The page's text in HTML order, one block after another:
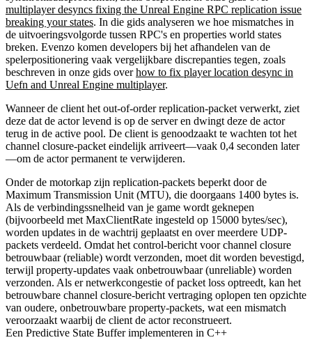
multiplayer desyncs fixing the Unreal Engine RPC replication issue
breaking your states. In die gids analyseren we hoe mismatches in
de uitvoeringsvolgorde tussen RPC's en properties world states
breken. Evenzo komen developers bij het afhandelen van de
spelerpositionering vaak vergelijkbare discrepanties tegen, zoals
beschreven in onze gids overhow to fix player location desync in
Uefn and Unreal Engine multiplayer.
Wanneer de client het out-of-order replication-packet verwerkt, ziet
deze dat de actor levend is op de server en dwingt deze de actor
terug in de active pool. De client is genoodzaakt te wachten tot het
channel closure-packet eindelijk arriveert—vaak 0,4 seconden later
—om de actor permanent te verwijderen.
Onder de motorkap zijn replication-packets beperkt door de
Maximum Transmission Unit (MTU), die doorgaans 1400 bytes is.
Als de verbindingssnelheid van je game wordt geknepen
(bijvoorbeeld metMaxClientRate ingesteld op 15000 bytes/sec),
worden updates in de wachtrij geplaatst en over meerdere UDP-
packets verdeeld. Omdat het control-bericht voor channel closure
betrouwbaar (reliable) wordt verzonden, moet dit worden bevestigd,
terwijl property-updates vaak onbetrouwbaar (unreliable) worden
verzonden. Als er netwerkcongestie of packet loss optreedt, kan het
betrouwbare channel closure-bericht vertraging oplopen ten opzichte
van oudere, onbetrouwbare property-packets, wat een mismatch
veroorzaakt waarbij de client de actor reconstrueert.
Een Predictive State Buffer implementeren in C++